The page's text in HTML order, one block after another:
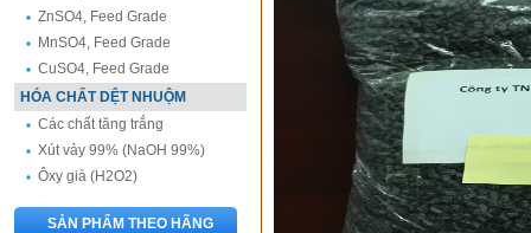
ZnSO4, Feed Grade
MnSO4, Feed Grade
CuSO4, Feed Grade
HÓA CHẤT DỆT NHUỘM
Các chất tăng trắng
Xút vảy 99% (NaOH 99%)
Ôxy già (H2O2)
SẢN PHẨM THEO HÃNG